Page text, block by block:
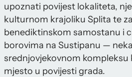
upoznati povijest lokaliteta,
kulturnom krajoliku Splita te
benediktinskom samostanu i
borovima na Sustipanu —
srednjovjekovnom kompleksu
mjesto u povijesti grada.